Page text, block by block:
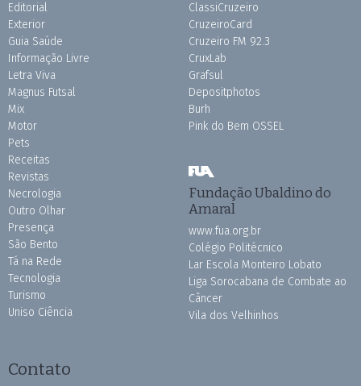
Editorial
Exterior
Guia Saúde
Informação Livre
Letra Viva
Magnus Futsal
Mix
Motor
Pets
Receitas
Revistas
Necrologia
Outro Olhar
Presença
São Bento
Tá na Rede
Tecnologia
Turismo
Uniso Ciência
ClassiCruzeiro
CruzeiroCard
Cruzeiro FM 92.3
CruxLab
Grafsul
Depositphotos
Burh
Pink do Bem OSSEL
Fundação Ubaldino do
Amaral
www.fua.org.br
Colégio Politécnico
Lar Escola Monteiro Lobato
Liga Sorocabana de Combate ao
Câncer
Vila dos Velhinhos
Contato